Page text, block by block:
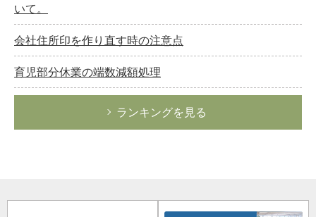
いて。
会社住所印を作り直す時の注意点
育児部分休業の端数減額処理
ランキングを見る